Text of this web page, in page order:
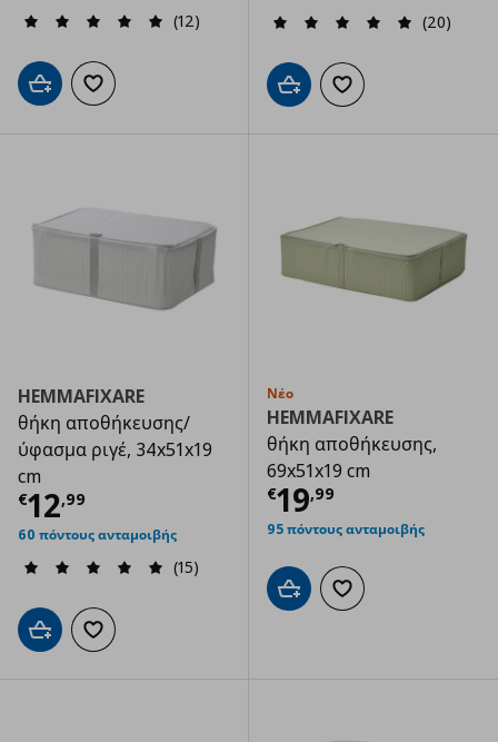
(12)
Προσθήκη στο καλάθι
Προσθήκη στα αγαπημένα
(20)
Προσθήκη στο καλάθι
Προσθήκη στα
HEMMAFIXARE
θήκη αποθήκευσης/
ύφασμα ριγέ, 34x51x19
cm
€12,99
Τρέχουσα τιμή € 12,99
60 πόντους ανταμοιβής
(15)
Προσθήκη στο καλάθι
Προσθήκη στα αγαπημένα
Νέο
HEMMAFIXARE
θήκη αποθήκευσης,
69x51x19 cm
€19,99
Τρέχουσα
95 πόντους ανταμοιβής
Προσθήκη στο καλάθι
Προσθήκη στα